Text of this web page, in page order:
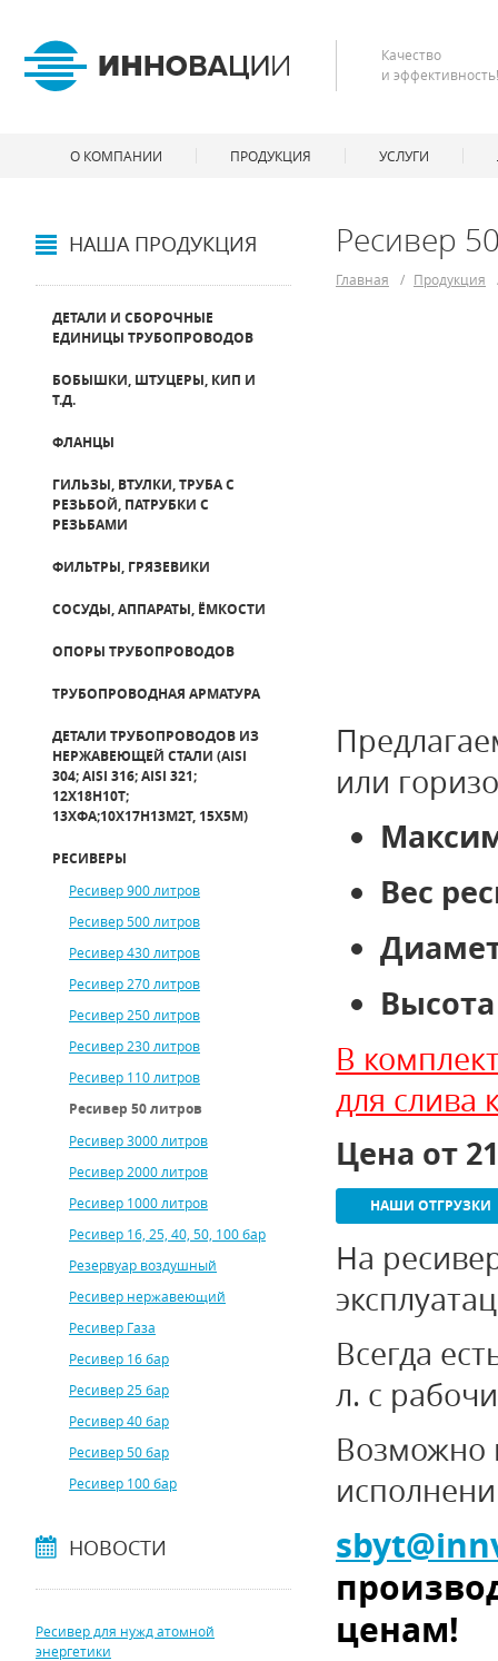
НАША ПРОДУКЦИЯ
ДЕТАЛИ И СБОРОЧНЫЕ
ЕДИНИЦЫ ТРУБОПРОВОДОВ
БОБЫШКИ, ШТУЦЕРЫ, КИП И
Т.Д.
ФЛАНЦЫ
ГИЛЬЗЫ, ВТУЛКИ, ТРУБА С
РЕЗЬБОЙ, ПАТРУБКИ С
РЕЗЬБАМИ
ФИЛЬТРЫ, ГРЯЗЕВИКИ
СОСУДЫ, АППАРАТЫ, ЁМКОСТИ
ОПОРЫ ТРУБОПРОВОДОВ
ТРУБОПРОВОДНАЯ АРМАТУРА
ДЕТАЛИ ТРУБОПРОВОДОВ ИЗ
НЕРЖАВЕЮЩЕЙ СТАЛИ (AISI
304; AISI 316; AISI 321;
12Х18Н10Т;
13ХФА;10Х17Н13М2Т, 15Х5М)
РЕСИВЕРЫ
Ресивер 900 литров
Ресивер 500 литров
Ресивер 430 литров
Ресивер 270 литров
Ресивер 250 литров
Ресивер 230 литров
Ресивер 110 литров
Ресивер 50 литров
Ресивер 3000 литров
Ресивер 2000 литров
Ресивер 1000 литров
Ресивер 16, 25, 40, 50, 100 бар
Резервуар воздушный
Ресивер нержавеющий
Ресивер Газа
Ресивер 16 бар
Ресивер 25 бар
Ресивер 40 бар
Ресивер 50 бар
Ресивер 100 бар
НОВОСТИ
Ресивер для нужд атомной
энергетики
Ресивер
Главная / Продукция
или
Вес
В
для слива
Цена от
НАШИ ОТГРУЗКИ
На
Всегда
л. с
Возможно
sbyt@
ценам!
Качество
и эффективность!
О КОМПАНИИ ПРОДУКЦИЯ УСЛУГИ